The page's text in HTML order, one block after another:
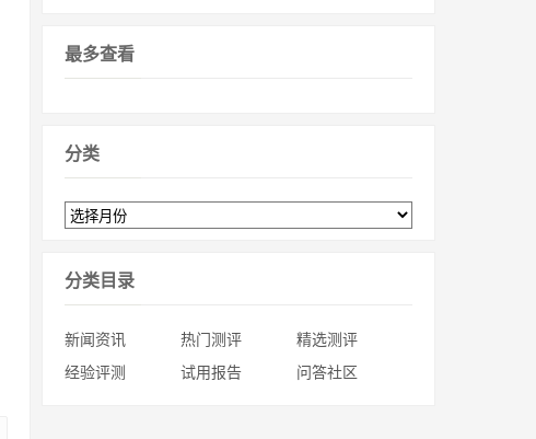
最多查看
分类
分类目录
新闻资讯 热门测评
精选测评
经验评测
试用报告 问答社区